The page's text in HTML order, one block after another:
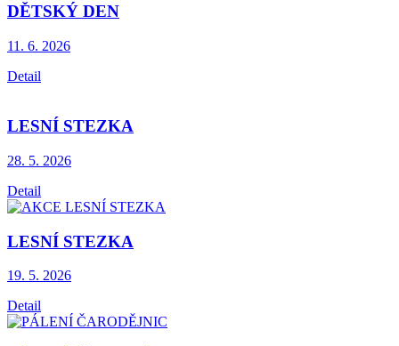
DĚTSKÝ DEN
11. 6. 2026
Detail
LESNÍ STEZKA
28. 5. 2026
Detail
LESNÍ STEZKA
19. 5. 2026
Detail